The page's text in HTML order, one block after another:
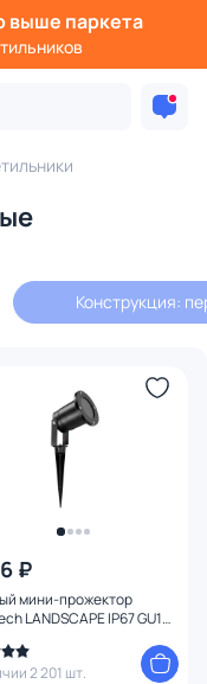
выше паркета
Конструкция:
₽
мини-прожектор
LANDSCAPE IP67 GU10
2 201 шт.